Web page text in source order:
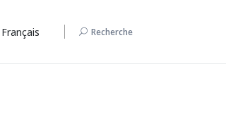
Français Recherche